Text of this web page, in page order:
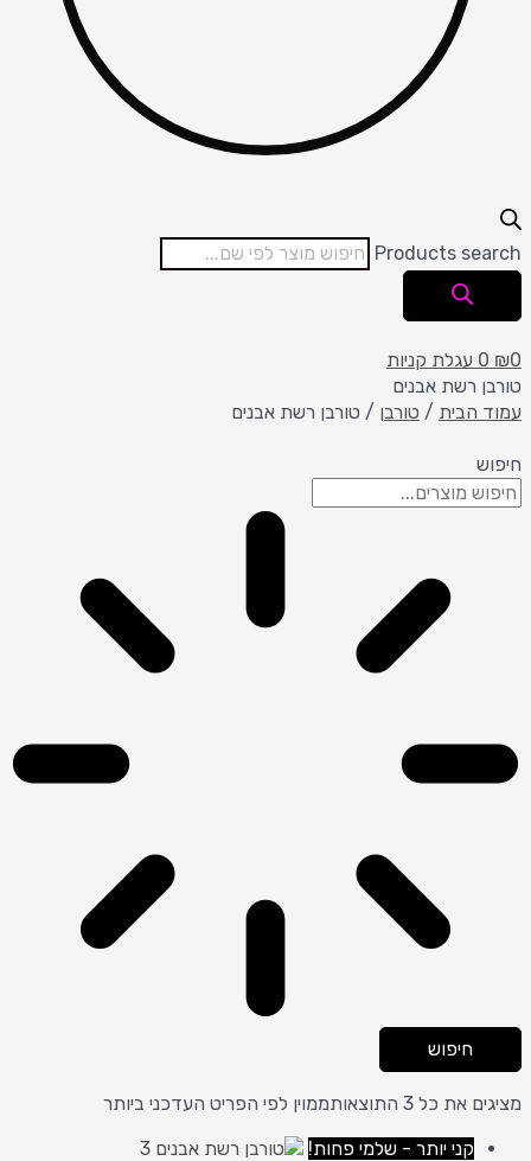
Products search
₪0
0 עגלת קניות
טורבן רשת אבנים
עמוד הבית / טורבן / טורבן רשת אבנים
חיפוש
חיפוש
מציגים את כל ⁦3⁩ התוצאות
ממוין לפי הפריט העדכני ביותר
קני יותר - שלמי פחות!